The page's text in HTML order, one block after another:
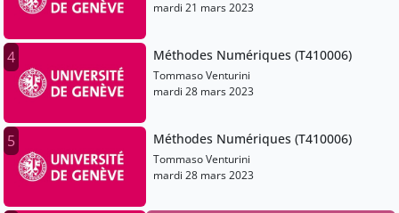
mardi 21 mars 2023
4 Méthodes Numériques (T410006)
Tommaso Venturini
mardi 28 mars 2023
5 Méthodes Numériques (T410006)
Tommaso Venturini
mardi 28 mars 2023